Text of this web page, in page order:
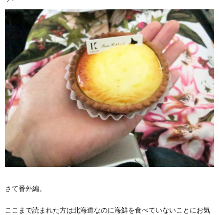
さて番外編。
ここまで読まれた方は北海道なのに海鮮を食べていないことにお気